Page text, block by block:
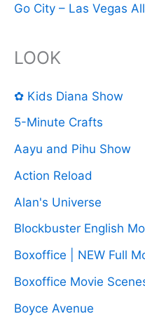
Go City – Las Vegas
LOOK
✿ Kids Diana Show
5-Minute Crafts
Aayu and Pihu Show
Action Reload
Alan's Universe
Blockbuster English
Boxoffice | NEW Full
Boxoffice Movie
Boyce Avenue